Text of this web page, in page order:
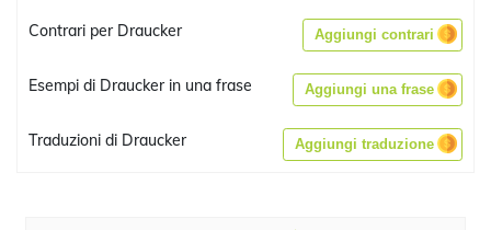
Contrari per Draucker Aggiungi contrari
Esempi di Draucker in una frase Aggiungi una frase
Traduzioni di Draucker Aggiungi traduzione